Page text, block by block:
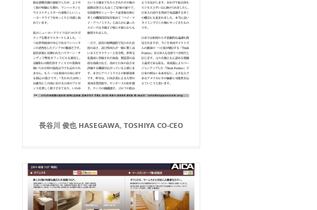
長谷川 俊也 HASEGAWA, TOSHIYA CO-CEO